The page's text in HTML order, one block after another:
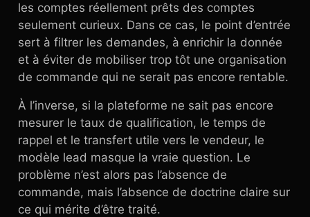
les comptes réellement prêts des comptes
seulement curieux. Dans ce cas, le point d’entrée
sert à filtrer les demandes, à enrichir la donnée
et à éviter de mobiliser trop tôt une organisation
de commande qui ne serait pas encore rentable.
À l’inverse, si la plateforme ne sait pas encore
mesurer le taux de qualification, le temps de
rappel et le transfert utile vers le vendeur, le
modèle lead masque la vraie question. Le
problème n’est alors pas l’absence de
commande, mais l’absence de doctrine claire sur
ce qui mérite d’être traité.